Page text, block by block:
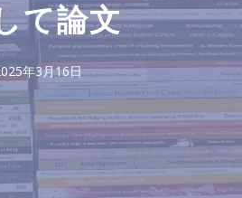
て論文
年3月16日